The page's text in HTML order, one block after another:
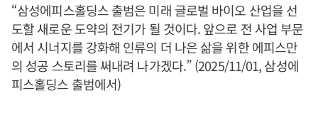
“삼성에피스홀딩스 출범은 미래 글로벌 바이오 산업을 선
도할 새로운 도약의 전기가 될 것이다. 앞으로 전 사업 부문
에서 시너지를 강화해 인류의 더 나은 삶을 위한 에피스만
의 성공 스토리를 써내려 나가겠다.” (2025/11/01, 삼성에
피스홀딩스 출범에서)